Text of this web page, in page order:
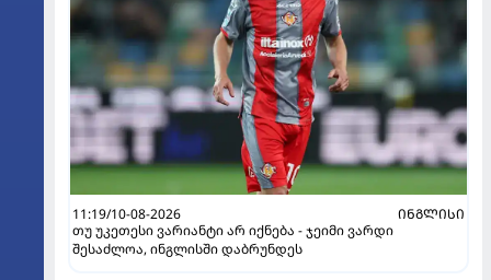
11:19/10-08-2026
ᲘᲜᲒᲚᲘᲡᲘ
თუ უკეთესი ვარიანტი არ იქნება - ჯეიმი ვარდი
შესაძლოა, ინგლისში დაბრუნდეს